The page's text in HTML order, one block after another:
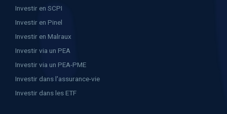
Investir en SCPI
Investir en Pinel
Investir en Malraux
Investir via un PEA
Investir via un PEA-PME
Investir dans l'assurance-vie
Investir dans les ETF